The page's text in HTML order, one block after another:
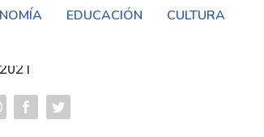
EDUCACIÓN CULTURA